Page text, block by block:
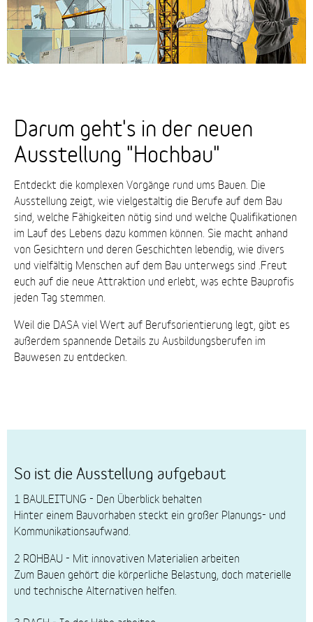
Darum geht's in der neuen
Ausstellung "Hochbau"
Entdeckt die komplexen Vorgänge rund ums Bauen. Die
Ausstellung zeigt, wie vielgestaltig die Berufe auf dem Bau
sind, welche Fähigkeiten nötig sind und welche Qualifikationen
im Lauf des Lebens dazu kommen können. Sie macht anhand
von Gesichtern und deren Geschichten lebendig, wie divers
und vielfältig Menschen auf dem Bau unterwegs sind .Freut
euch auf die neue Attraktion und erlebt, was echte Bauprofis
jeden Tag stemmen.
Weil die DASA viel Wert auf Berufsorientierung legt, gibt es
außerdem spannende Details zu Ausbildungsberufen im
Bauwesen zu entdecken.
So ist die Ausstellung aufgebaut
1 BAULEITUNG - Den Überblick behalten
Hinter einem Bauvorhaben steckt ein großer Planungs- und
Kommunikationsaufwand.
2 ROHBAU - Mit innovativen Materialien arbeiten
Zum Bauen gehört die körperliche Belastung, doch materielle
und technische Alternativen helfen.